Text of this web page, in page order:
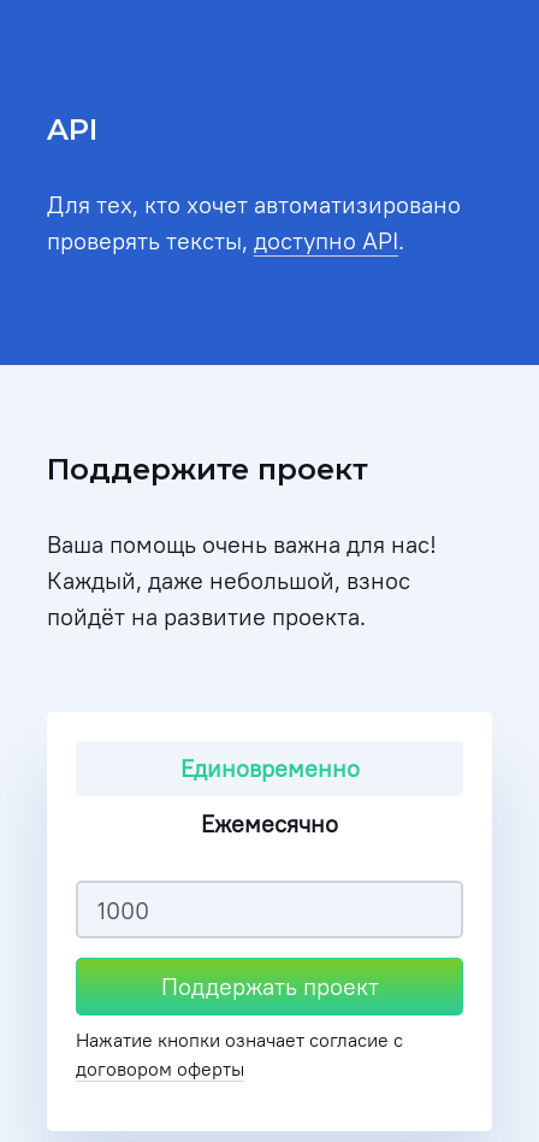
API
Для тех, кто хочет автоматизировано
проверять тексты, доступно API.
Поддержите проект
Ваша помощь очень важна для нас!
Каждый, даже небольшой, взнос
пойдёт на развитие проекта.
Единовременно
Ежемесячно
Поддержать проект
Нажатие кнопки означает согласие с
договором оферты